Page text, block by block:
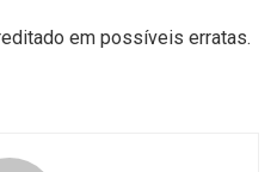
em possíveis erratas.